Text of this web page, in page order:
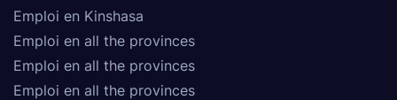
Emploi en Kinshasa
Emploi en all the provinces
Emploi en all the provinces
Emploi en all the provinces